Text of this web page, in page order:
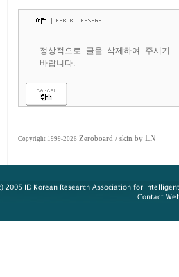
정상적으로 글을 삭제하여 주시기
바랍니다.
Copyright 1999-2026 Zeroboard / skin by LN